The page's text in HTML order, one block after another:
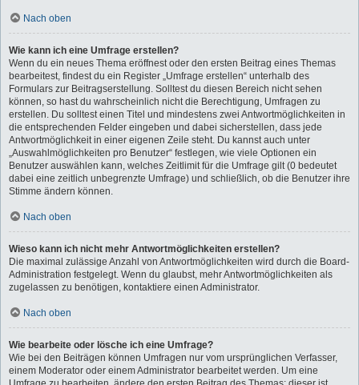
Nach oben
Wie kann ich eine Umfrage erstellen?
Wenn du ein neues Thema eröffnest oder den ersten Beitrag eines Themas
bearbeitest, findest du ein Register „Umfrage erstellen“ unterhalb des
Formulars zur Beitragserstellung. Solltest du diesen Bereich nicht sehen
können, so hast du wahrscheinlich nicht die Berechtigung, Umfragen zu
erstellen. Du solltest einen Titel und mindestens zwei Antwortmöglichkeiten in
die entsprechenden Felder eingeben und dabei sicherstellen, dass jede
Antwortmöglichkeit in einer eigenen Zeile steht. Du kannst auch unter
„Auswahlmöglichkeiten pro Benutzer“ festlegen, wie viele Optionen ein
Benutzer auswählen kann, welches Zeitlimit für die Umfrage gilt (0 bedeutet
dabei eine zeitlich unbegrenzte Umfrage) und schließlich, ob die Benutzer ihre
Stimme ändern können.
Nach oben
Wieso kann ich nicht mehr Antwortmöglichkeiten erstellen?
Die maximal zulässige Anzahl von Antwortmöglichkeiten wird durch die Board-
Administration festgelegt. Wenn du glaubst, mehr Antwortmöglichkeiten als
zugelassen zu benötigen, kontaktiere einen Administrator.
Nach oben
Wie bearbeite oder lösche ich eine Umfrage?
Wie bei den Beiträgen können Umfragen nur vom ursprünglichen Verfasser,
einem Moderator oder einem Administrator bearbeitet werden. Um eine